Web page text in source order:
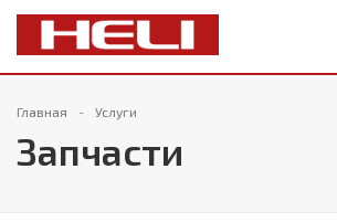
Главная Услуги
Запчасти